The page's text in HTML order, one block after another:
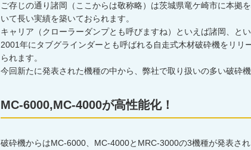
ご存じの通り諸岡（ここからは敬称略）は茨城県竜ケ崎市に本拠
いて長い実績を築いておられます。
キャリア（クローラーダンプとも呼びますね）といえば諸岡、と
2001年にタブグラインダーとも呼ばれる自走式木材破砕機をリリ
られます。
今回新たに発表された機種の中から、弊社で取り扱いの多い破砕
MC-6000,MC-4000が高性能化！
破砕機からはMC-6000、MC-4000とMRC-3000の3機種が発表され